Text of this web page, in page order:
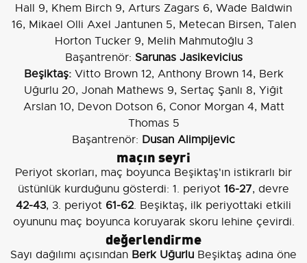
Hall 9, Khem Birch 9, Arturs Zagars 6, Wade Baldwin
16, Mikael Olli Axel Jantunen 5, Metecan Birsen, Talen
Horton Tucker 9, Melih Mahmutoğlu 3
Başantrenör: Sarunas Jasikevicius
Beşiktaş:Vitto Brown 12, Anthony Brown 14, Berk
Uğurlu 20, Jonah Mathews 9, Sertaç Şanlı 8, Yiğit
Arslan 10, Devon Dotson 6, Conor Morgan 4, Matt
Thomas 5
Başantrenör: Dusan Alimpijevic
maçın seyri
Periyot skorları, maç boyunca Beşiktaş'ın istikrarlı bir
üstünlük kurduğunu gösterdi: 1. periyot 16-27, devre
42-43, 3. periyot 61-62. Beşiktaş, ilk periyottaki etkili
oyununu maç boyunca koruyarak skoru lehine çevirdi.
değerlendirme
Sayı dağılımı açısından Berk Uğurlu Beşiktaş adına öne